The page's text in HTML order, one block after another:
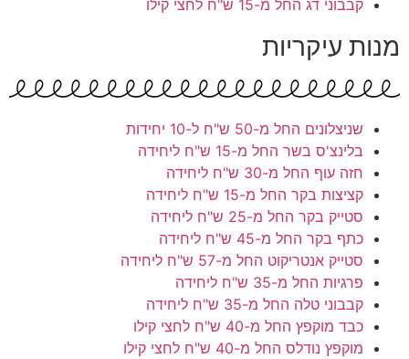
קבבוני דג החל מ-15 ש"ח לחצי קילו
מנות עיקריות
שניצלונים החל מ-50 ש"ח ל-10 יחידות
בלינצ'ס בשר החל מ-15 ש"ח ליחידה
חזה עוף החל מ-30 ש"ח ליחידה
קציצות בקר החל מ-15 ש"ח ליחידה
סטייק בקר החל מ-25 ש"ח ליחידה
כתף בקר החל מ-45 ש"ח ליחידה
סטייק אנטריקוט החל מ-57 ש"ח ליחידה
פרגיות החל מ-35 ש"ח ליחידה
קבבוני טלה החל מ-35 ש"ח ליחידה
כבד מוקפץ החל מ-40 ש"ח לחצי קילו
מוקפץ נודלס החל מ-40 ש"ח לחצי קילו